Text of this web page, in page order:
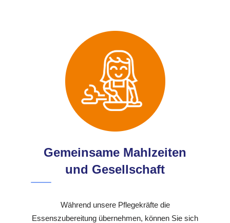
Gemeinsame Mahlzeiten
und Gesellschaft
Während unsere Pflegekräfte die
Essenszubereitung übernehmen, können Sie sich